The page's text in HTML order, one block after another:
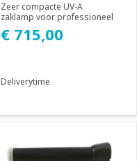
Zeer compacte UV-A
zaklamp voor professioneel
gebruik met 90.000 µW/cm².
Zeer krachtig, ...
€ 715,00
Deliverytime